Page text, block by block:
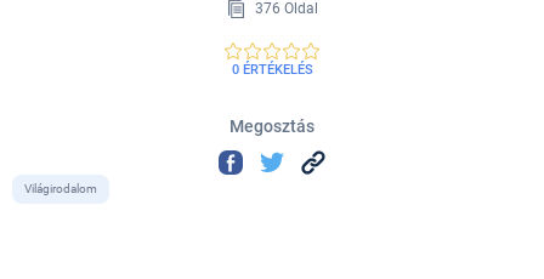
376 Oldal
0 ÉRTÉKELÉS
Megosztás
Világirodalom